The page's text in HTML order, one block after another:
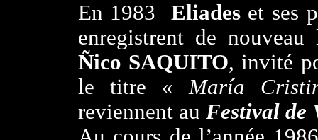
En 1983 Eliadeset ses
enregistrent de nouveau
Ñico SAQUITO, invité
le titre «María
reviennent au Festival de